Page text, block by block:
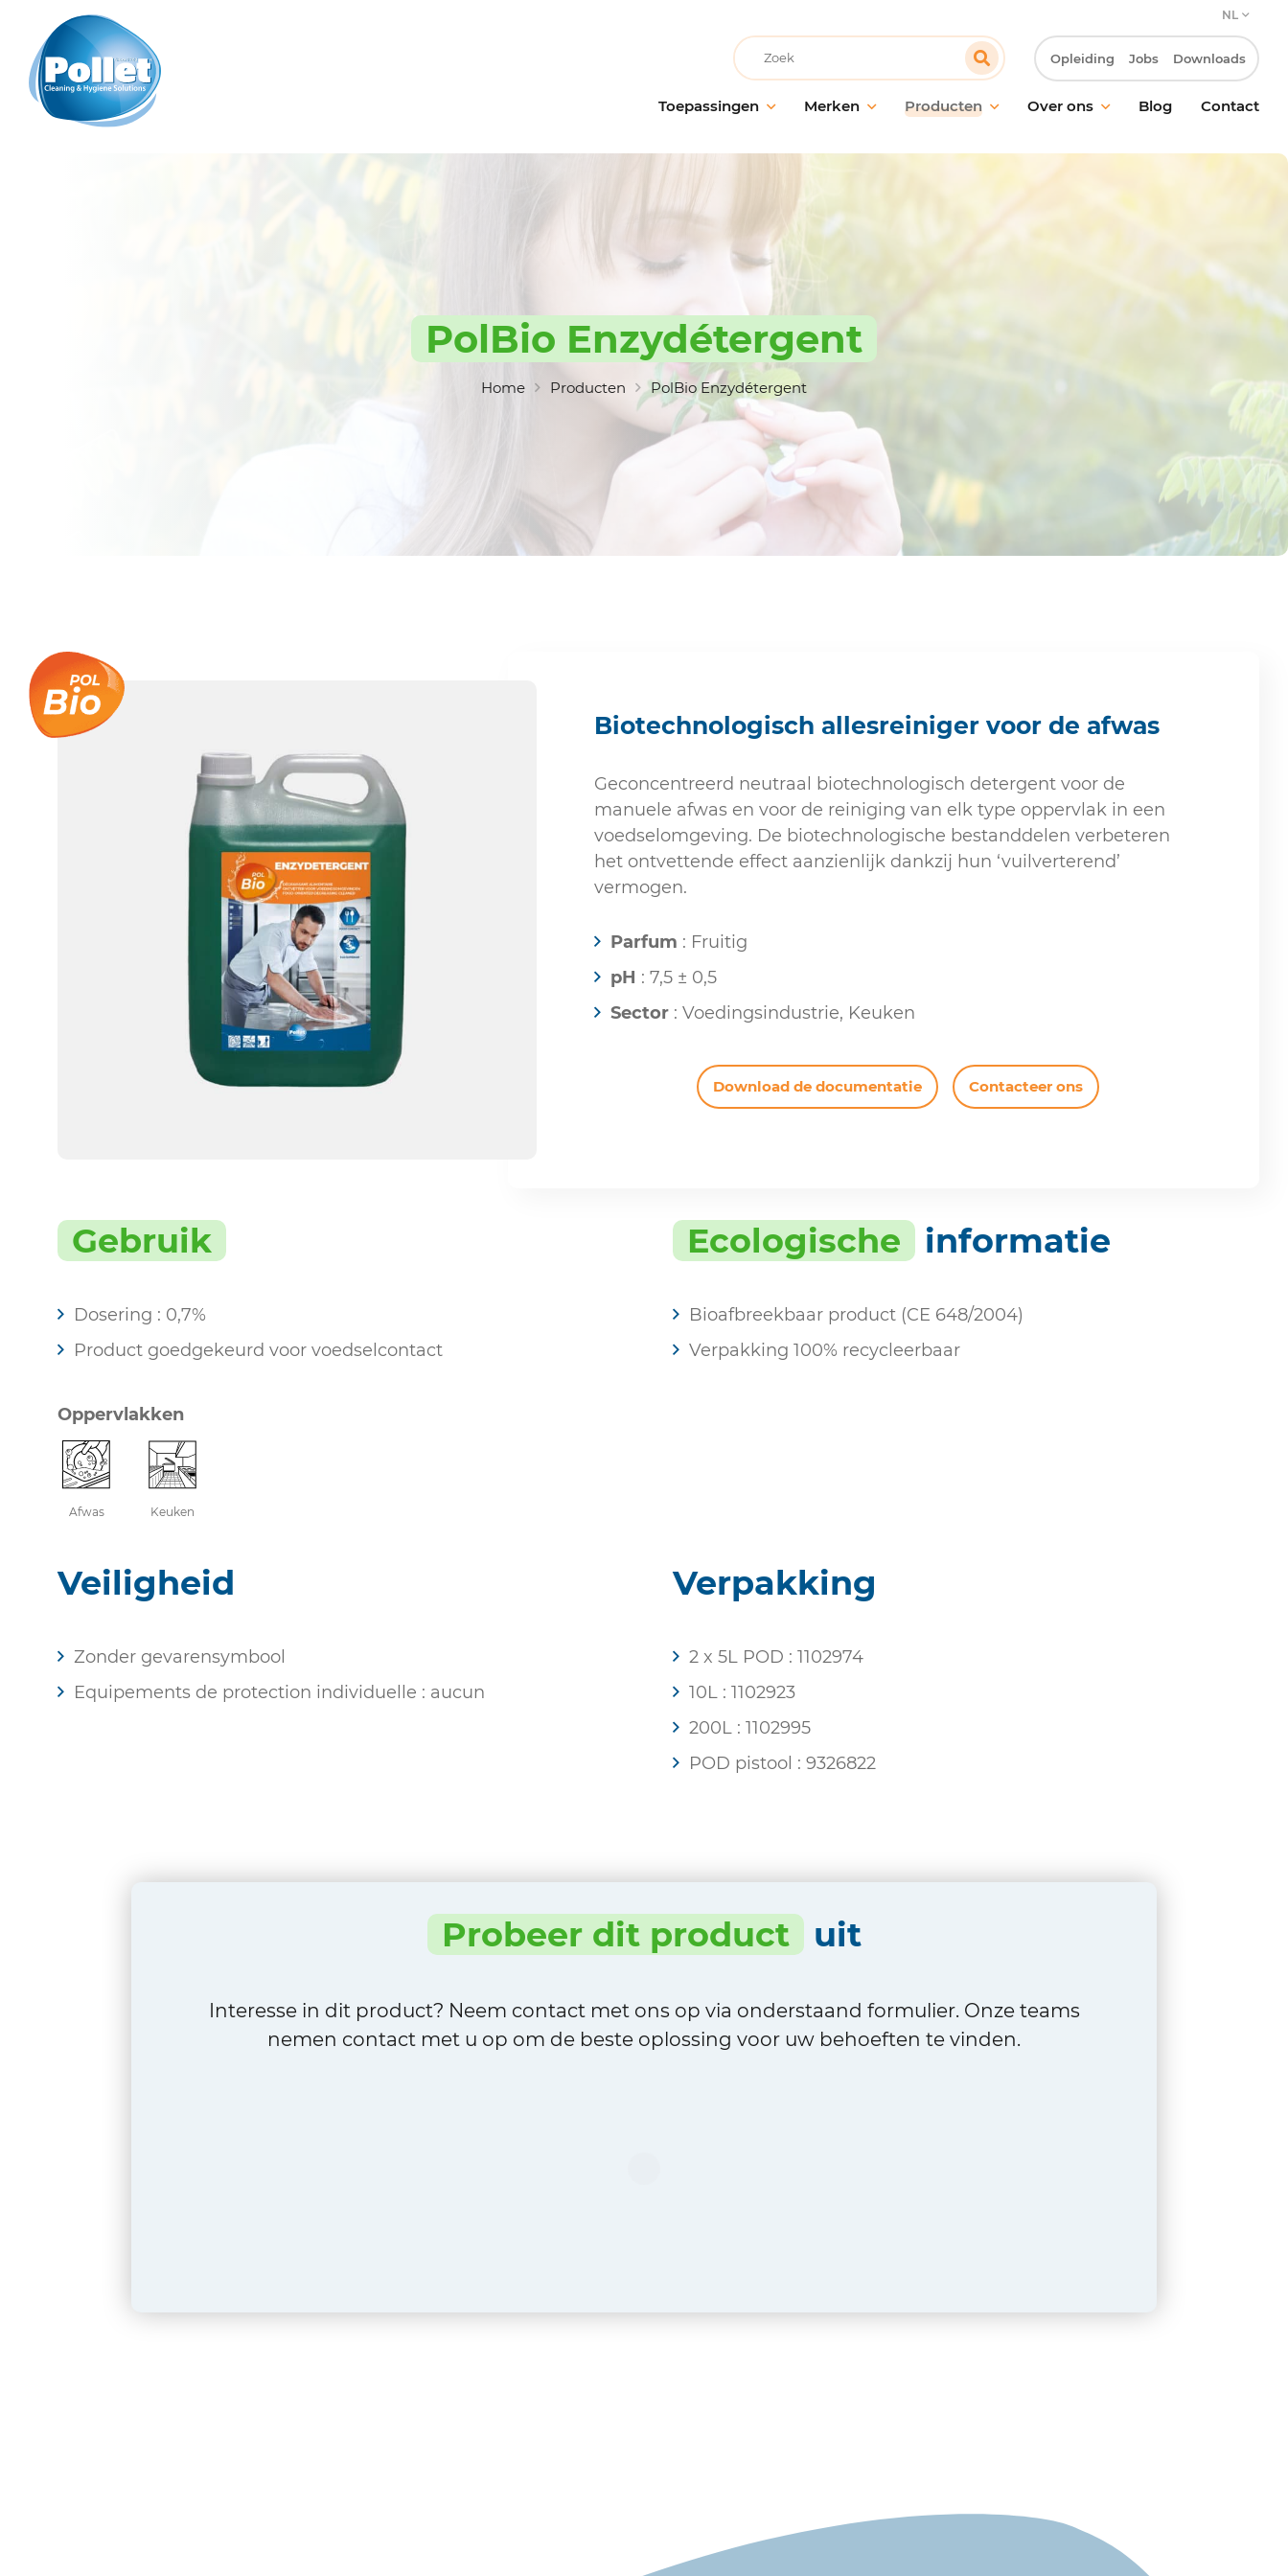
NL
Toepassingen
Facilitair onderhoud
Grootwarenhuizen
Keuken en voedselbereiding
Non-food industrie
Voedingsindustrie
Merken
AllerClean
PolGreen
EchoClean
Caps
Vikan
Producten
Onderhoud van vloeren
Probiotische reiniging
Handhygiëne
Schoonmaakmateriaal en
Over ons
Onze verbintenis
Blog Contact
Recherche Opleiding Jobs Downloads
PolBio Enzydétergent
Home Producten PolBio Enzydétergent
Biotechnologisch allesreiniger voor de afwas
Geconcentreerd neutraal biotechnologisch detergent voor de
manuele afwas en voor de reiniging van elk type oppervlak in een
voedselomgeving. De biotechnologische bestanddelen verbeteren
het ontvettende effect aanzienlijk dankzij hun ‘vuilverterend’
vermogen.
Parfum : Fruitig
pH : 7,5 ± 0,5
Sector : Voedingsindustrie, Keuken
Download de documentatie Contacteer ons
Gebruik
Dosering : 0,7%
Product goedgekeurd voor voedselcontact
Oppervlakken
Afwas Keuken
Ecologische informatie
Bioafbreekbaar product (CE 648/2004)
Verpakking 100% recycleerbaar
Veiligheid
Zonder gevarensymbool
Equipements de protection individuelle : aucun
Verpakking
2 x 5L POD : 1102974
10L : 1102923
200L : 1102995
POD pistool : 9326822
Probeer dit product uit
Interesse in dit product? Neem contact met ons op via onderstaand formulier. Onze teams
nemen contact met u op om de beste oplossing voor uw behoeften te vinden.